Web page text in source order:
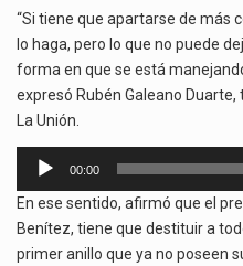
“Si tiene que apartarse de más
lo haga, pero lo que no puede
forma en que se está
expresó Rubén Galeano
La Unión.
Reproductor
audio
00:00
En ese sentido, afirmó que el
Benítez, tiene que destituir a
primer anillo que ya no poseen